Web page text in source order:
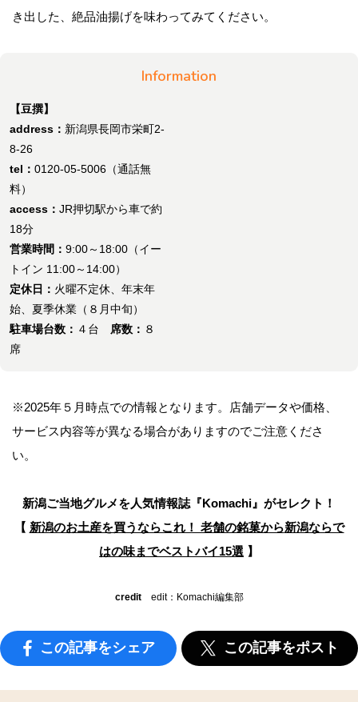
き出した、絶品油揚げを味わってみてください。
Information
【豆撰】
address： 新潟県長岡市栄町2-
8-26
tel： 0120-05-5006（通話無
料）
access： JR押切駅から車で約
18分
営業時間： 9:00～18:00（イー
トイン 11:00～14:00）
定休日： 火曜不定休、年末年
始、夏季休業（８月中旬）
駐車場台数： ４台 席数： ８
席
※2025年５月時点での情報となります。店舗データや価格、
サービス内容等が異なる場合がありますのでご注意くださ
い。
新潟ご当地グルメを人気情報誌 『Komachi』がセレクト！
【 新潟のお土産を買うならこれ！ 老舗の銘菓から新潟ならで
はの味までベストバイ15選 】
creditedit：Komachi編集部
この記事をシェア この記事をポスト